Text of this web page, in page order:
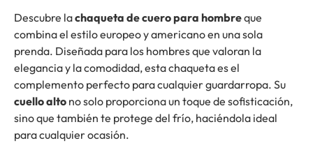
Descubre lachaqueta de cuero para hombreque
combina el estilo europeo y americano en una sola
prenda. Diseñada para los hombres que valoran la
elegancia y la comodidad, esta chaqueta es el
complemento perfecto para cualquier guardarropa. Su
cuello alto no solo proporciona un toque de sofisticación,
sino que también te protege del frío, haciéndola ideal
para cualquier ocasión.